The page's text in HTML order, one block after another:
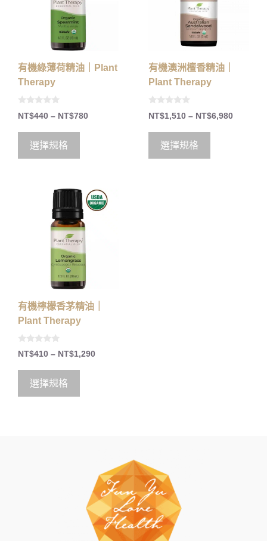
有機綠薄荷精油｜Plant
Therapy
0
o
t
5
NT$440 – NT$780
選擇規格
有機澳洲檀香精油｜
Plant Therapy
0
o
t
5
NT$1,510 – NT$6,980
選擇規格
有機檸檬香茅精油｜
Plant Therapy
0
o
5
NT$410 – NT$1,290
選擇規格